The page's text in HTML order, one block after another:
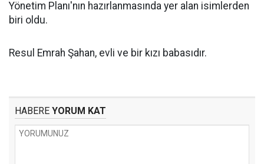
Yönetim Planı'nın hazırlanmasında yer alan isimlerden
biri oldu.
Resul Emrah Şahan, evli ve bir kızı babasıdır.
HABERE YORUM KAT